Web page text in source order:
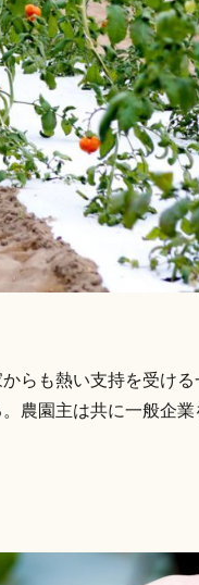
らも熱い支持を受け
農園主は共に一般企